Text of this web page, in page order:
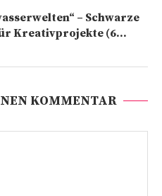
– Schwarze
Kreativprojekte (6...
KOMMENTAR